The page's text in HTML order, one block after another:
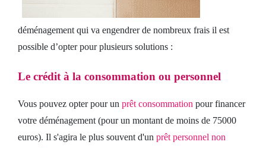
déménagement qui va engendrer de nombreux frais il est
possible d’opter pour plusieurs solutions :
Le crédit à la consommation ou personnel
Vous pouvez opter pour un prêt consommation pour financer
votre déménagement (pour un montant de moins de 75000
euros). Il s'agira le plus souvent d'un prêt personnel non
contacter